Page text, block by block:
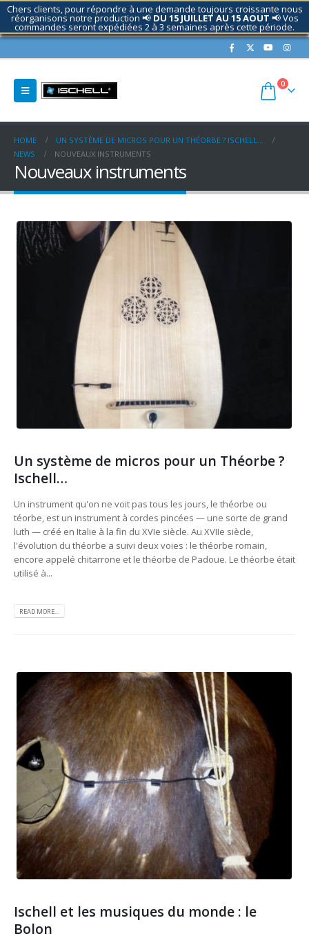
Chers clients, pour répondre à une demande toujours croissante nous
réorganisons notre production 📢 DU 15 JUILLET AU 15 AOUT 📢 Vos
commandes seront expédiées 2 à 3 semaines après cette période.
Contactez nous si nécessaire.
0
HOME
UN SYSTÈME DE MICROS POUR UN THÉORBE ? ISCHELL…
NEWS
NOUVEAUX INSTRUMENTS
Nouveaux instruments
Un système de micros pour un Théorbe ?
Ischell…
Un instrument qu'on ne voit pas tous les jours, le théorbe ou
téorbe, est un instrument à cordes pincées — une sorte de grand
luth — créé en Italie à la fin du XVIe siècle. Au XVIIe siècle,
l'évolution du théorbe a suivi deux voies : le théorbe romain,
encore appelé chitarrone et le théorbe de Padoue. Le théorbe était
utilisé à...
READ MORE...
Ischell et les musiques du monde : le
Bolon